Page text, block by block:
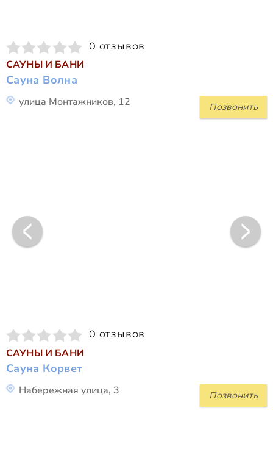
0 отзывов
САУНЫ И БАНИ
Сауна Волна
Позвонить
улица Монтажников, 12
0 отзывов
САУНЫ И БАНИ
Сауна Корвет
Позвонить
Набережная улица, 3